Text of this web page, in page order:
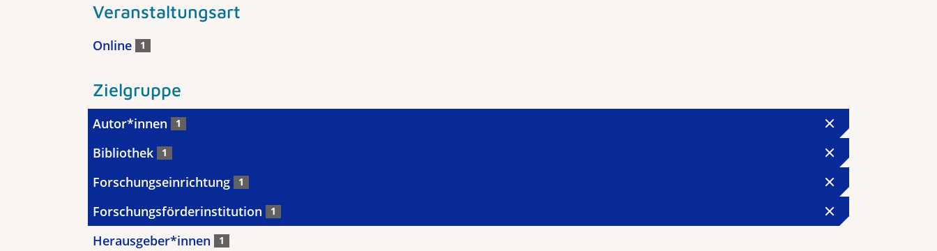
Veranstaltungsart
Online 1
Zielgruppe
Autor*innen 1
Bibliothek 1
Forschungseinrichtung 1
Forschungsförderinstitution 1
Herausgeber*innen 1